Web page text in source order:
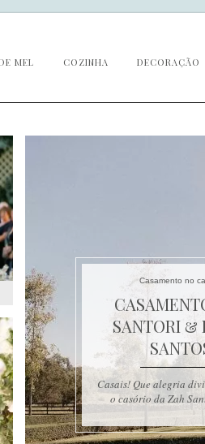
MEL COZINHA DECORAÇÃO
Casamento no
SANTORI &
Casais! Que alegria
o casório da Zah